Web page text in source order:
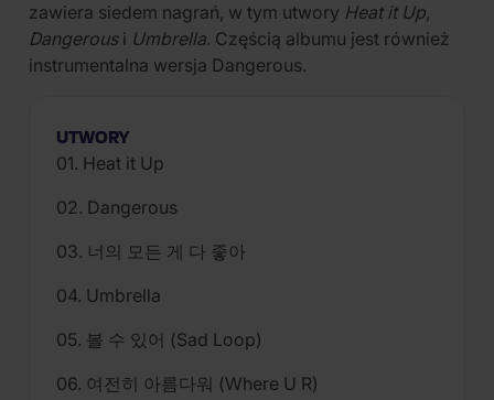
zawiera siedem nagrań, w tym utwory Heat it Up,
Dangerousi Umbrella. Częścią albumu jest również
instrumentalna wersja Dangerous.
UTWORY
01. Heat it Up
02. Dangerous
03. 너의 모든 게 다 좋아
04. Umbrella
05. 볼 수 있어 (Sad Loop)
06. 여전히 아름다워 (Where U R)